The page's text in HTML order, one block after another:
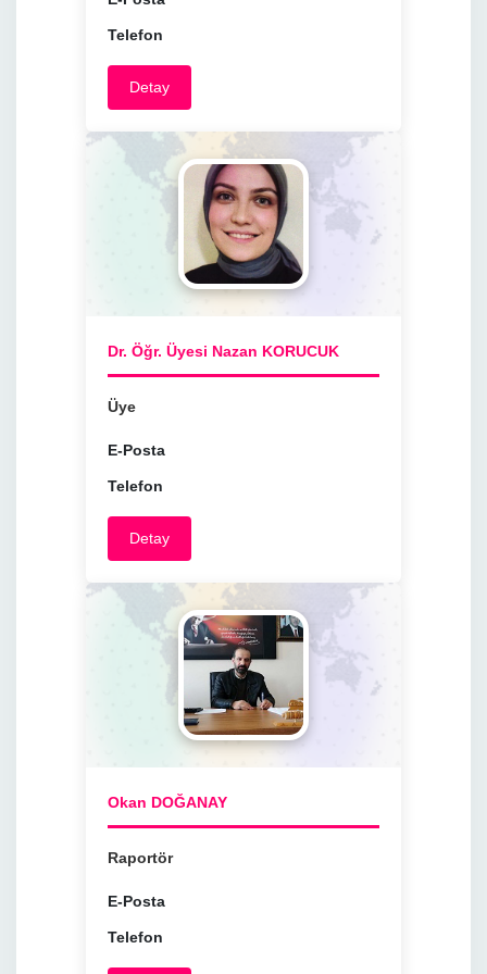
Telefon
Detay
Dr. Öğr. Üyesi Nazan KORUCUK
Üye
E-Posta
Telefon
Detay
Okan DOĞANAY
Raportör
E-Posta
Telefon